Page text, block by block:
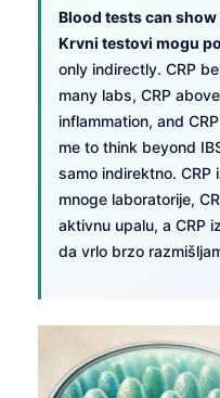
Blood tests can
Krvni testovi mogu
only indirectly. CRP
many labs, CRP
inflammation, and
me to think beyond
samo indirektno.
mnoge laboratorije,
aktivnu upalu, a CRP
da vrlo brzo